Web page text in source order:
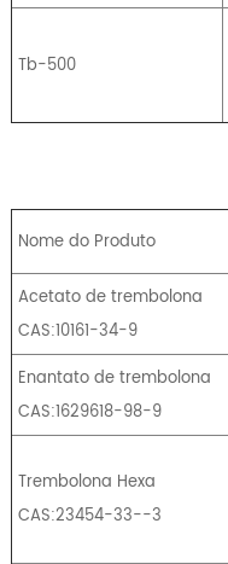
Tb-500
Nome do Produto
Acetato de trembolona
CAS:10161-34-9
Enantato de trembolona
CAS:1629618-98-9
Trembolona Hexa
CAS:23454-33--3